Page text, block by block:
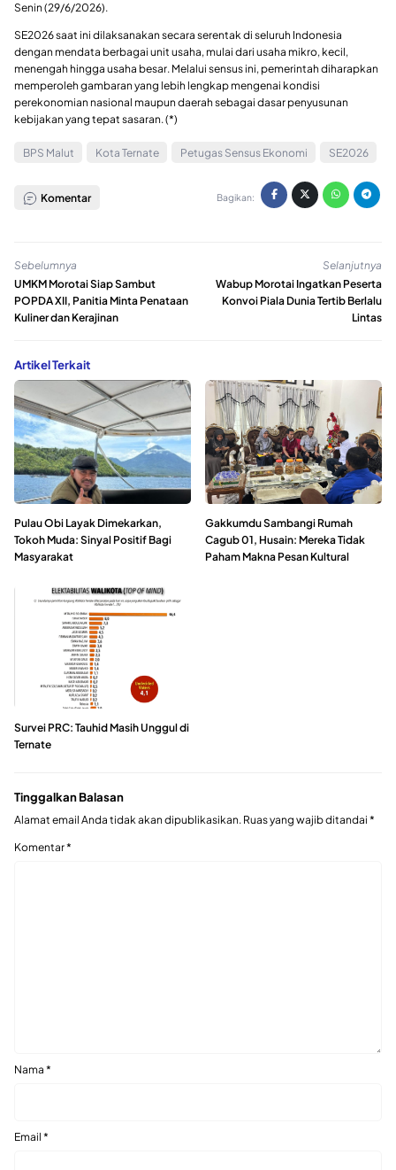
Senin (29/6/2026).
SE2026 saat ini dilaksanakan secara serentak di seluruh Indonesia
dengan mendata berbagai unit usaha, mulai dari usaha mikro, kecil,
menengah hingga usaha besar. Melalui sensus ini, pemerintah diharapkan
memperoleh gambaran yang lebih lengkap mengenai kondisi
perekonomian nasional maupun daerah sebagai dasar penyusunan
kebijakan yang tepat sasaran. (*)
BPS Malut Kota Ternate Petugas Sensus Ekonomi SE2026
Komentar Bagikan:
Sebelumnya
UMKM Morotai Siap Sambut
POPDA XII, Panitia Minta Penataan
Kuliner dan Kerajinan
Selanjutnya
Wabup Morotai Ingatkan Peserta
Konvoi Piala Dunia Tertib Berlalu
Lintas
Artikel Terkait
Pulau Obi Layak Dimekarkan,
Tokoh Muda: Sinyal Positif Bagi
Masyarakat
Gakkumdu Sambangi Rumah
Cagub 01, Husain: Mereka Tidak
Paham Makna Pesan Kultural
Survei PRC: Tauhid Masih Unggul di
Ternate
Tinggalkan Balasan
Alamat email Anda tidak akan dipublikasikan. Ruas yang wajib ditandai *
Komentar*
Nama *
Email *